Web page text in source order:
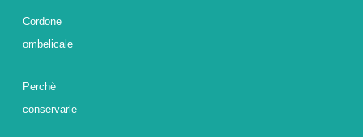
Cordone
ombelicale
Perchè
conservarle